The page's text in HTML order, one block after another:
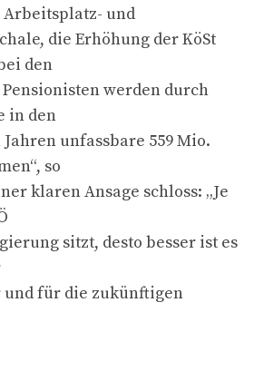
und
die Erhöhung der KöSt
den
Pensionisten werden durch
in den
unfassbare 559 Mio.
so
klaren Ansage schloss: „Je
sitzt, desto besser ist es
und für die zukünftigen